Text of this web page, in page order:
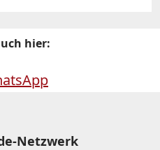
hier:
Netzwerk